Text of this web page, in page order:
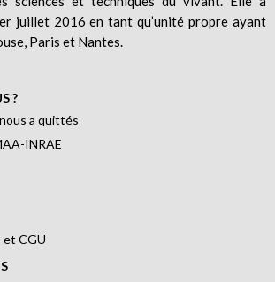
juillet 2016 en tant qu’unité propre ayant
Paris et Nantes.
?
a quittés
INRAE
et CGU